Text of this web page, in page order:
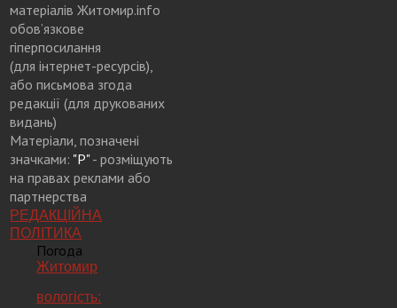
матеріалів Житомир.info
обов’язкове
гіперпосилання
(для інтернет-ресурсів),
або письмова згода
редакції (для друкованих
видань)
Матеріали, позначені
значками: "Р"- розміщують
на правах реклами або
партнерства
РЕДАКЦІЙНА
ПОЛІТИКА
Погода
Житомир
вологість: